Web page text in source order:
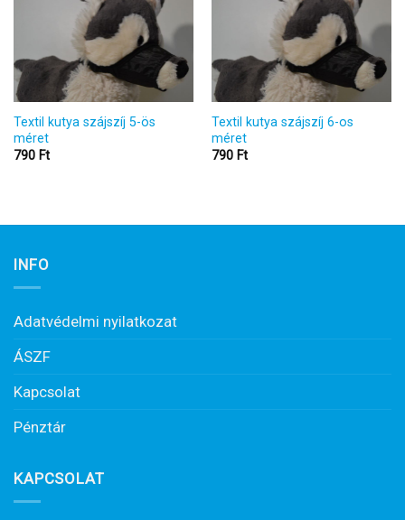
Textil kutya szájszíj 5-ös
méret
790 Ft
Textil kutya szájszíj 6-os
méret
790 Ft
INFO
Adatvédelmi nyilatkozat
ÁSZF
Kapcsolat
Pénztár
KAPCSOLAT